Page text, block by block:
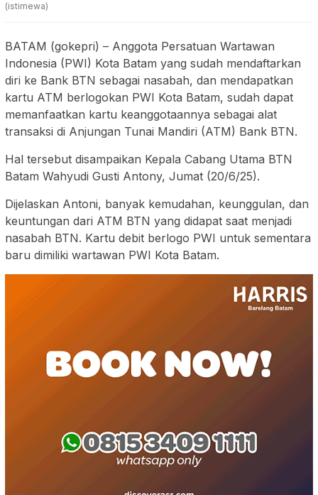
(istimewa)
BATAM (gokepri) – Anggota Persatuan Wartawan
Indonesia (PWI) Kota Batam yang sudah mendaftarkan
diri ke Bank BTN sebagai nasabah, dan mendapatkan
kartu ATM berlogokan PWI Kota Batam, sudah dapat
memanfaatkan kartu keanggotaannya sebagai alat
transaksi di Anjungan Tunai Mandiri (ATM) Bank BTN.
Hal tersebut disampaikan Kepala Cabang Utama BTN
Batam Wahyudi Gusti Antony, Jumat (20/6/25).
Dijelaskan Antoni, banyak kemudahan, keunggulan, dan
keuntungan dari ATM BTN yang didapat saat menjadi
nasabah BTN. Kartu debit berlogo PWI untuk sementara
baru dimiliki wartawan PWI Kota Batam.